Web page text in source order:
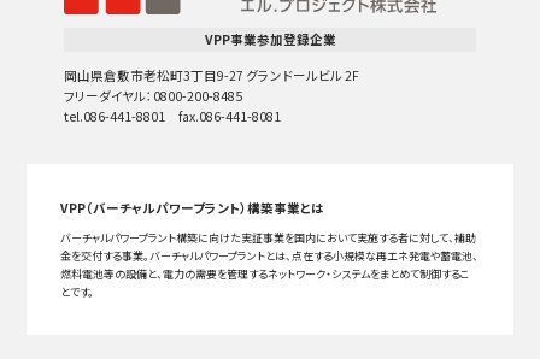
VPP事業参加登録企業
岡山県倉敷市老松町3丁目9-27 グランドールビル 2F
フリーダイヤル：0800-200-8485
tel.086-441-8801 fax.086-441-8081
VPP（バーチャルパワープラント）構築事業とは
バーチャルパワープラント構築に向けた実証事業を国内において実施する者に対して、補助
金を交付する事業。バーチャルパワープラントとは、点在する小規模な再エネ発電や蓄電池、
燃料電池等の設備と、電力の需要を管理するネットワーク・システムをまとめて制御するこ
とです。